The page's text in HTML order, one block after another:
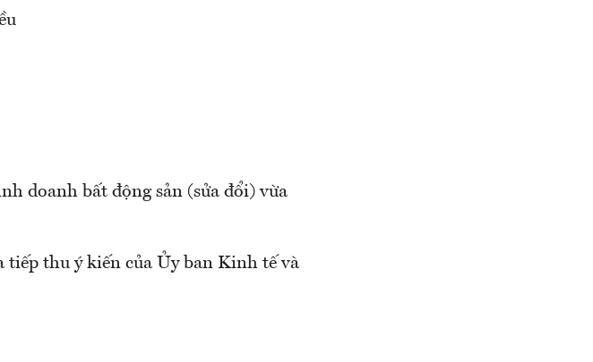
doanh bất động sản (sửa đổi) vừa
thu ý kiến của Ủy ban Kinh tế và